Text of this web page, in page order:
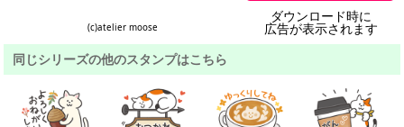
(c)atelier moose
ダウンロード時に
広告が表示されます
同じシリーズの他のスタンプはこちら